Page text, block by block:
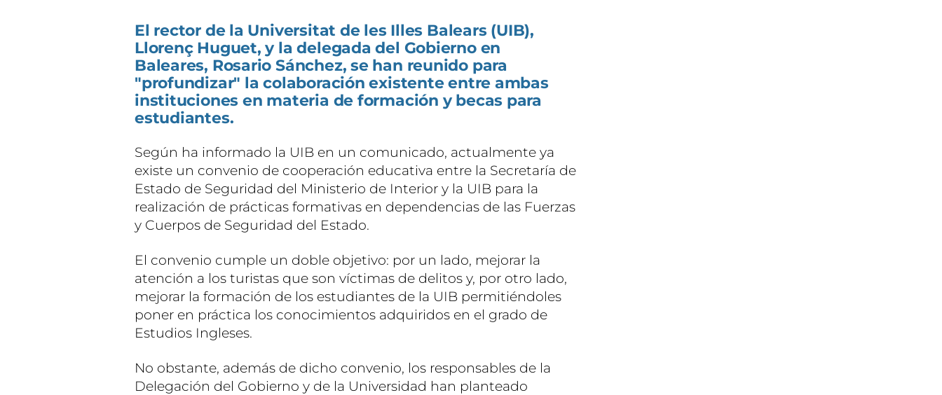
El rector de la Universitat de les Illes Balears (UIB),
Llorenç Huguet, y la delegada del Gobierno en
Baleares, Rosario Sánchez, se han reunido para
"profundizar" la colaboración existente entre ambas
instituciones en materia de formación y becas para
estudiantes.
Según ha informado la UIB en un comunicado, actualmente ya
existe un convenio de cooperación educativa entre la Secretaría de
Estado de Seguridad del Ministerio de Interior y la UIB para la
realización de prácticas formativas en dependencias de las Fuerzas
y Cuerpos de Seguridad del Estado.
El convenio cumple un doble objetivo: por un lado, mejorar la
atención a los turistas que son víctimas de delitos y, por otro lado,
mejorar la formación de los estudiantes de la UIB permitiéndoles
poner en práctica los conocimientos adquiridos en el grado de
Estudios Ingleses.
No obstante, además de dicho convenio, los responsables de la
Delegación del Gobierno y de la Universidad han planteado